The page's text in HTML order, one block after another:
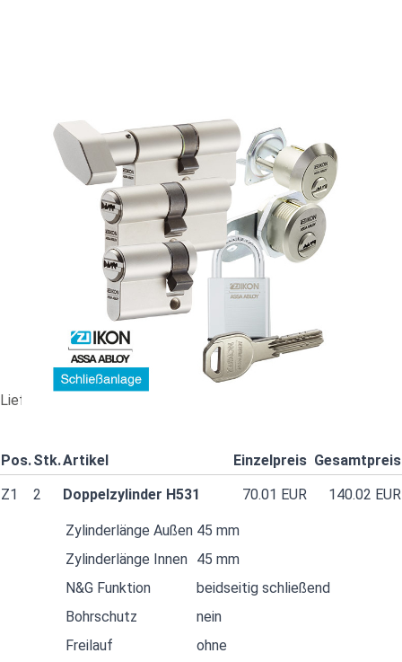
313,92 €
vč. 19% DPH beznákladů na dopravu
- +
Dodací lhůta: 2-4 Wochen
Lieferzeit ca. 2-4 Wochen
Pos.Stk.Artikel Einzelpreis Gesamtpreis
Z1
2 Doppelzylinder H531 70.01 EUR 140.02 EUR
Zylinderlänge Außen 45 mm
Zylinderlänge Innen 45 mm
N&G Funktion
beidseitig schließend
Bohrschutz
nein
Freilauf
ohne